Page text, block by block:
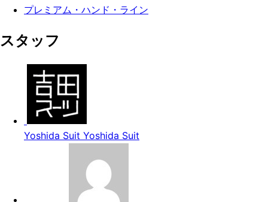
プレミアム・ハンド・ライン
スタッフ
Yoshida Suit Yoshida Suit